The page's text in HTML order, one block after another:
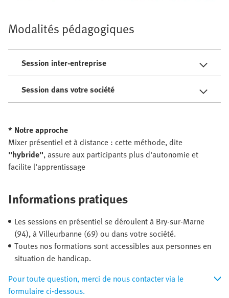
Modalités pédagogiques
Session inter-entreprise
Session dans votre société
* Notre approche
Mixer présentiel et à distance : cette méthode, dite
"hybride", assure aux participants plus d'autonomie et
facilite l'apprentissage
Informations pratiques
Les sessions en présentiel se déroulent à Bry-sur-Marne
(94), à Villeurbanne (69) ou dans votre société.
Toutes nos formations sont accessibles aux personnes en
situation de handicap.
Pour toute question, merci de nous contacter via le
formulaire ci-dessous.